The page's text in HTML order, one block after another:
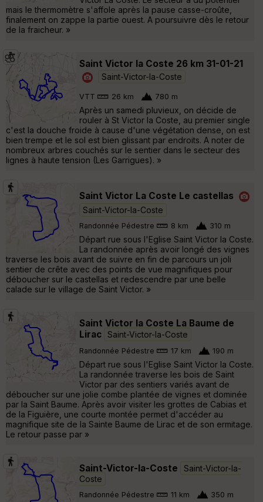
mais le thermomètre s'affole après la pause casse-croûte,
finalement on zappe la partie ouest. A poursuivre dès le retour
de la fraicheur. »
Saint Victor la Coste 26 km 31-01-21
Saint-Victor-la-Coste
VTT 26 km 780 m
Après un samedi pluvieux, on décide de
rouler à St Victor la Coste, au premier single
c'est la douche froide à cause d'une végétation dense, on est
bien trempe et le sol est bien glissant par endroits. A noter de
nombreux arbres couchés sur le sentier dans le secteur des
lignes à haute tension (Les Garrigues). »
Saint Victor La Coste Le castellas
Saint-Victor-la-Coste
Randonnée Pédestre 8 km 310 m
Départ rue sous l'Eglise Saint Victor la Coste.
La randonnée après avoir longé des vignes
traverse les bois avant de suivre en fin de parcours un joli
sentier de crête avec des points de vue magnifiques pour
déboucher sur le castellas et redescendre par une belle
calade sur le village de Saint Victor. »
Saint Victor la Coste La Baume de
Lirac Saint-Victor-la-Coste
Randonnée Pédestre 17 km 190 m
Départ rue sous l'Eglise Saint Victor la Coste.
La randonnée traverse les bois de Saint
Victor par des sentiers variés avant de
déboucher sur une jolie combe plantée de vignes et dominée
par la Saint Baume. Après avoir visiter les grottes de Cabias et
de la Figuière, une courte montée permet d'accéder au
magnifique site de la Sainte Baume de Lirac et de son ermitage.
Le retour passe par »
Saint-Victor-la-Coste
Saint-Victor-la-
Coste
Randonnée Pédestre 11 km 350 m